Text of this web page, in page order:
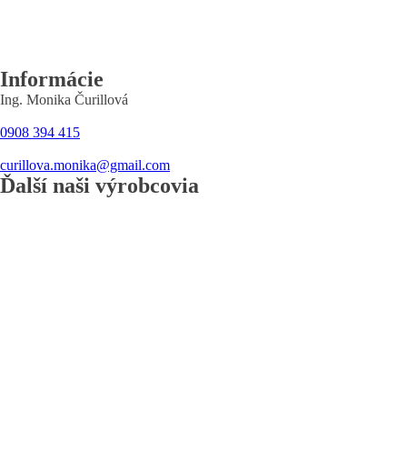
Informácie
Ing. Monika Čurillová
0908 394 415
curillova.monika@gmail.com
Ďalší naši výrobcovia